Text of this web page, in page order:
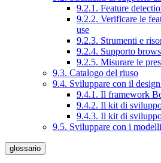
9.2.1. Feature
9.2.2. Verificare le
use
9.2.3. Strumenti e
9.2.4. Supporto
9.2.5. Misurare le
9.3. Catalogo del riuso
9.4. Sviluppare con il
9.4.1. Il framework
9.4.2. Il kit di
9.4.3. Il kit di
9.5. Sviluppare con i
glossario